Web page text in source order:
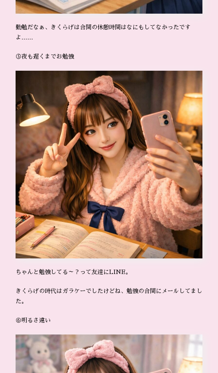
勤勉だなぁ、きくらげは合間の休憩時間はなにもしてなかったです
よ……
⑤夜も遅くまでお勉強
ちゃんと勉強してる～？って友達にLINE。
きくらげの時代はガラケーでしたけどね、勉強の合間にメールしてまし
た。
⑥明るさ違い